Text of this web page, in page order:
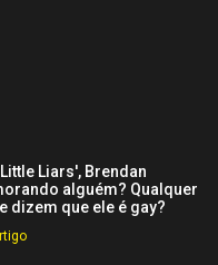
Liars', Brendan
alguém? Qualquer
dizem que ele é gay?